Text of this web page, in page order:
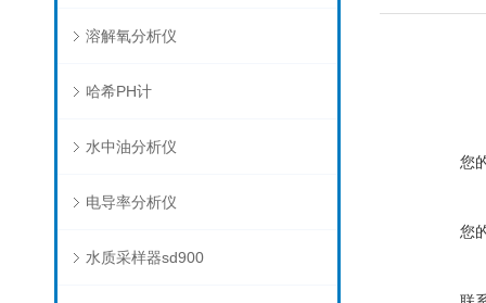
溶解氧分析仪
哈希PH计
水中油分析仪
电导率分析仪
水质采样器sd900
您
您